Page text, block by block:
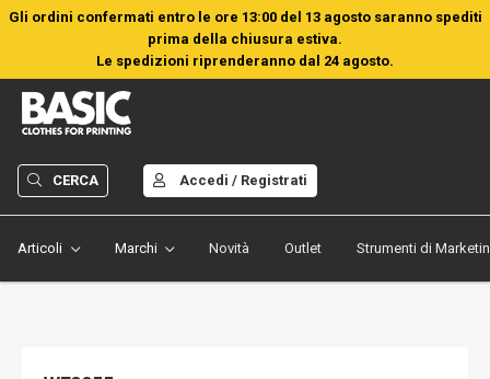
Gli ordini confermati entro le ore 13:00 del 13 agosto saranno spediti
prima della chiusura estiva.
Le spedizioni riprenderanno dal 24 agosto.
Articoli Marchi Novità Outlet Strumenti di
CERCA Accedi / Registrati